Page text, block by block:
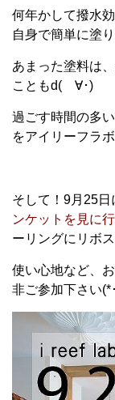
何年かして撥水
自身で簡単に塗
あまった塗料は
こともd(ゝ∀･)
過ごす時間の多
をアイリーフラ
そして！9月25
ンケットを見に行
ーリングにリボ
使い心地など、
非ご参加下さい(*